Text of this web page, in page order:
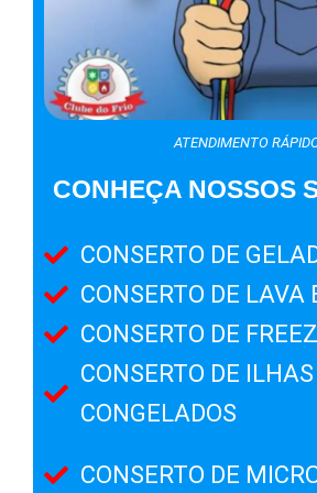
ATENDIMENTO
CONHEÇA NOSSOS
CONSERTO DE
CONSERTO DE LAVA
CONSERTO DE
CONSERTO DE ILHAS
CONGELADOS
CONSERTO DE